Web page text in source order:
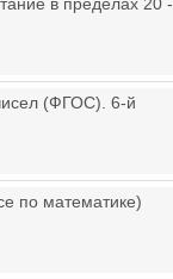
(ФГОС). 6-й
по математике)